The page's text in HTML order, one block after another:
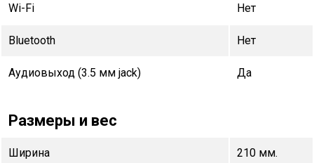
Wi-Fi Нет
Bluetooth Нет
Аудиовыход (3.5 мм jack) Да
Размеры и вес
Ширина 210 мм.